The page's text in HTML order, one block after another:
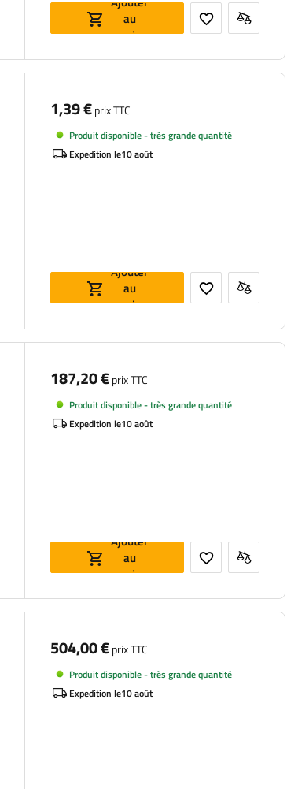
au
panier
1,39 €prix TTC
Produit disponible - très grande quantité
Expedition le10 août
Ajouter
au
panier
187,20 €prix TTC
Produit disponible - très grande quantité
Expedition le10 août
Ajouter
au
panier
504,00 €prix TTC
Produit disponible - très grande quantité
Expedition le10 août